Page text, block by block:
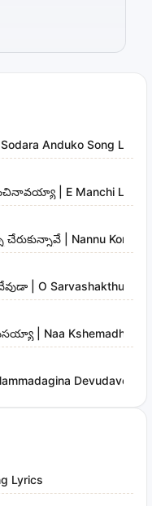
Anduko Song Lyrics
| E Manchi
చేరుకున్నావే | Nannu
| O Sarvashakthudaa
Naa Kshemadharama
Devudave
Lyrics